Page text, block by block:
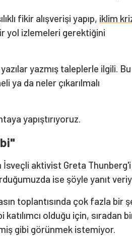
fikir alışverişi yapıp, iklim
yol izlemeleri gerektiğini
yazmış taleplerle ilgili. Bu
ya da neler çıkarılmalı
yapıştırıyoruz.
aktivist Greta Thunberg'i
ise şöyle yanıt
toplantısında çok fazla bir
olduğu için, sıradan
gibi görünmek istemiyor.